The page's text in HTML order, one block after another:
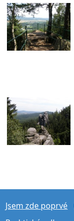
Jsem zde poprvé